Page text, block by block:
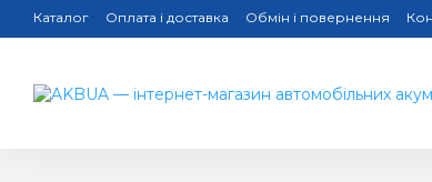
Каталог Оплата і доставка Обмін і повернення